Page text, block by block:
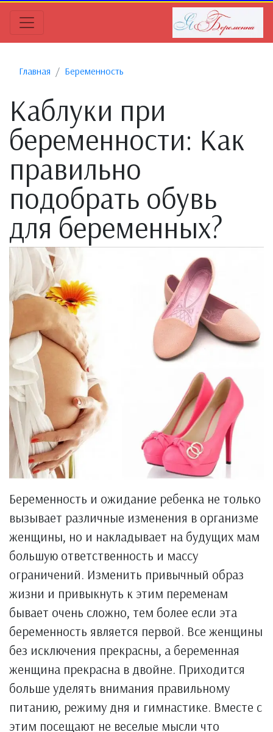
Главная Беременность
Каблуки при
беременности: Как
правильно
подобрать обувь
для беременных?
Беременность и ожидание ребенка не только
вызывает различные изменения в организме
женщины, но и накладывает на будущих мам
большую ответственность и массу
ограничений. Изменить привычный образ
жизни и привыкнуть к этим переменам
бывает очень сложно, тем более если эта
беременность является первой. Все женщины
без исключения прекрасны, а беременная
женщина прекрасна в двойне. Приходится
больше уделять внимания правильному
питанию, режиму дня и гимнастике. Вместе с
этим посещают не веселые мысли что